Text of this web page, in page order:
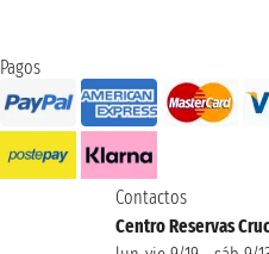
Pagos
Contactos
Centro Reservas